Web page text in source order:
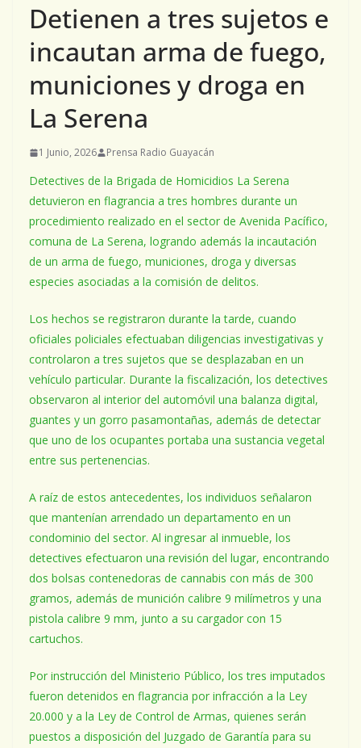
Detienen a tres sujetos e
incautan arma de fuego,
municiones y droga en
La Serena
1 Junio, 2026 Prensa Radio Guayacán
Detectives de la Brigada de Homicidios La Serena
detuvieron en flagrancia a tres hombres durante un
procedimiento realizado en el sector de Avenida Pacífico,
comuna de La Serena, logrando además la incautación
de un arma de fuego, municiones, droga y diversas
especies asociadas a la comisión de delitos.
Los hechos se registraron durante la tarde, cuando
oficiales policiales efectuaban diligencias investigativas y
controlaron a tres sujetos que se desplazaban en un
vehículo particular. Durante la fiscalización, los detectives
observaron al interior del automóvil una balanza digital,
guantes y un gorro pasamontañas, además de detectar
que uno de los ocupantes portaba una sustancia vegetal
entre sus pertenencias.
A raíz de estos antecedentes, los individuos señalaron
que mantenían arrendado un departamento en un
condominio del sector. Al ingresar al inmueble, los
detectives efectuaron una revisión del lugar, encontrando
dos bolsas contenedoras de cannabis con más de 300
gramos, además de munición calibre 9 milímetros y una
pistola calibre 9 mm, junto a su cargador con 15
cartuchos.
Por instrucción del Ministerio Público, los tres imputados
fueron detenidos en flagrancia por infracción a la Ley
20.000 y a la Ley de Control de Armas, quienes serán
puestos a disposición del Juzgado de Garantía para su